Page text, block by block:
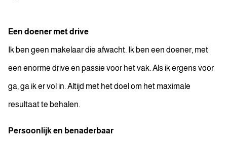
Een doener met drive
Ik ben geen makelaar die afwacht. Ik ben een doener, met
een enorme drive en passie voor het vak. Als ik ergens voor
ga, ga ik er vol in. Altijd met het doel om het maximale
resultaat te behalen.
Persoonlijk en benaderbaar